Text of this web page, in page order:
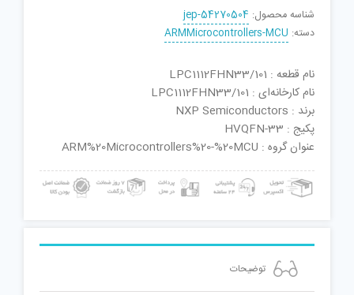
شناسه محصول: jep-54270504
دسته: ARMMicrocontrollers-MCU
نام قطعه : LPC1112FHN33/101
نام کارخانه‌ای : LPC1112FHN33/101
برند : NXP Semiconductors
پکیج : HVQFN-33
عنوان گروه : ARM%20Microcontrollers%20-%20MCU
توضیحات